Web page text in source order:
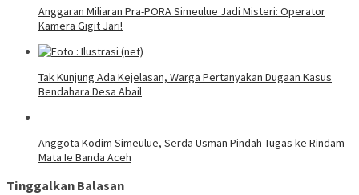
Anggaran Miliaran Pra-PORA Simeulue Jadi Misteri: Operator
Kamera Gigit Jari!
Tak Kunjung Ada Kejelasan, Warga Pertanyakan Dugaan Kasus
Bendahara Desa Abail
Anggota Kodim Simeulue, Serda Usman Pindah Tugas ke Rindam
Mata Ie Banda Aceh
Tinggalkan Balasan